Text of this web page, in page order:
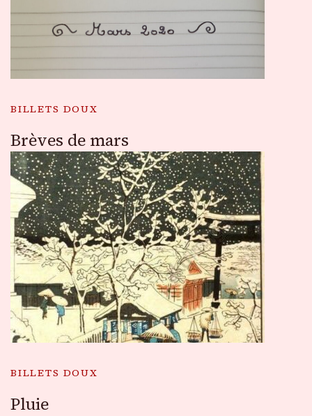
BILLETS DOUX
Brèves de mars
BILLETS DOUX
Pluie